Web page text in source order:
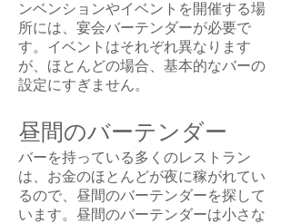
ンベンションやイベントを開催する場
所には、宴会バーテンダーが必要で
す。イベントはそれぞれ異なります
が、ほとんどの場合、基本的なバーの
設定にすぎません。
昼間のバーテンダー
バーを持っている多くのレストラン
は、お金のほとんどが夜に稼がれてい
るので、昼間のバーテンダーを探して
います。昼間のバーテンダーは小さな